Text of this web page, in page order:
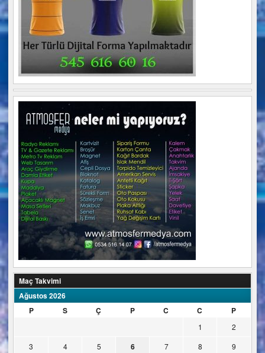
Maç Takvimi
Ağustos 2026
P
S Ç P C C P
1
2
3
4 5 6 7 8
9